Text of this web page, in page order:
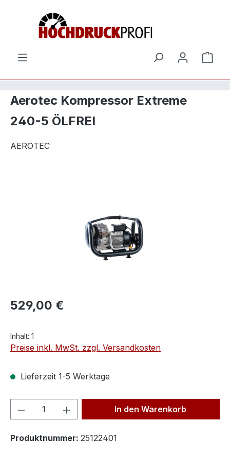
Zum Hauptinhalt springen
Aerotec Kompressor Extreme
240-5 ÖLFREI
AEROTEC
529,00 €
Inhalt: 1
Preise inkl. MwSt. zzgl. Versandkosten
Lieferzeit 1-5 Werktage
Produkt Anzahl: Gib denIn den Warenkorb
Produktnummer: 25122401